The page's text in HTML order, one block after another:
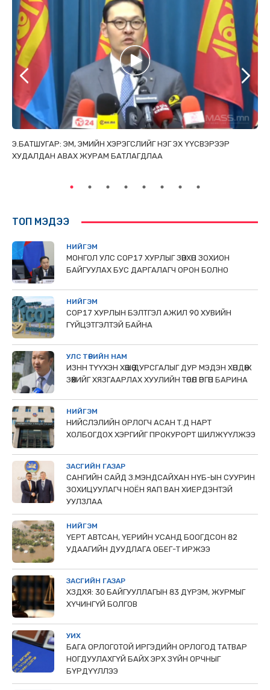
Э.БАТШУГАР: ЭМ, ЭМИЙН ХЭРЭГСЛИЙГ НЭГ ЭХ ҮҮСВЭРЭЭР
ХУДАЛДАН АВАХ ЖУРАМ БАТЛАГДЛАА
ТОП МЭДЭЭ
НИЙГЭМ
МОНГОЛ УЛС СОР17 ХУРЛЫГ ЗӨВХӨН ЗОХИОН
БАЙГУУЛАХ БУС ДАРГАЛАГЧ ОРОН БОЛНО
НИЙГЭМ
COP17 ХУРЛЫН БЭЛТГЭЛ АЖИЛ 90 ХУВИЙН
ГҮЙЦЭТГЭЛТЭЙ БАЙНА
УЛС ТӨРИЙН НАМ
ИЗНН ТҮҮХЭН ХӨШӨӨ ДУРСГАЛЫГ ДУР МЭДЭН ХӨНДӨЖ
ЗӨӨХИЙГ ХЯЗГААРЛАХ ХУУЛИЙН ТӨСӨЛ ӨРГӨН БАРИНА
НИЙГЭМ
НИЙСЛЭЛИЙН ОРЛОГЧ АСАН Т.Д НАРТ
ХОЛБОГДОХ ХЭРГИЙГ ПРОКУРОРТ ШИЛЖҮҮЛЖЭЭ
ЗАСГИЙН ГАЗАР
САНГИЙН САЙД З.МЭНДСАЙХАН НҮБ-ЫН СУУРИН
ЗОХИЦУУЛАГЧ НОЁН ЯАП ВАН ХИЕРДЭНТЭЙ
УУЛЗЛАА
НИЙГЭМ
ҮЕРТ АВТСАН, ҮЕРИЙН УСАНД БООГДСОН 82
УДААГИЙН ДУУДЛАГА ОБЕГ-Т ИРЖЭЭ
ЗАСГИЙН ГАЗАР
ХЗДХЯ: 30 БАЙГУУЛЛАГЫН 83 ДҮРЭМ, ЖУРМЫГ
ХҮЧИНГҮЙ БОЛГОВ
УИХ
БАГА ОРЛОГОТОЙ ИРГЭДИЙН ОРЛОГОД ТАТВАР
НОГДУУЛАХГҮЙ БАЙХ ЭРХ ЗҮЙН ОРЧНЫГ
БҮРДҮҮЛЛЭЭ